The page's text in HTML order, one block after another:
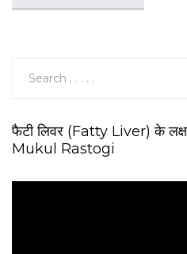
फैटी लिवर (Fatty Liver) के
Mukul Rastogi